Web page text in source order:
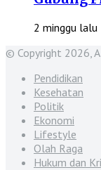
2 minggu lalu
© Copyright 2026,
Pendidikan
Kesehatan
Politik
Ekonomi
Lifestyle
Olah Raga
Hukum dan